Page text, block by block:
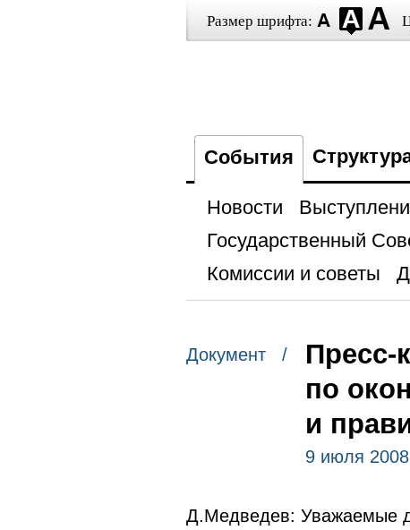
Размер шрифта:
События
Новости
Государственный
Комиссии и советы
Документ /
Пресс-
по
и
9 июля
Д.Медведев: Уважаемые